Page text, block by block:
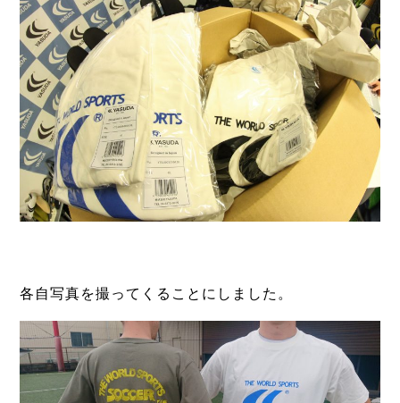
各自写真を撮ってくることにしました。